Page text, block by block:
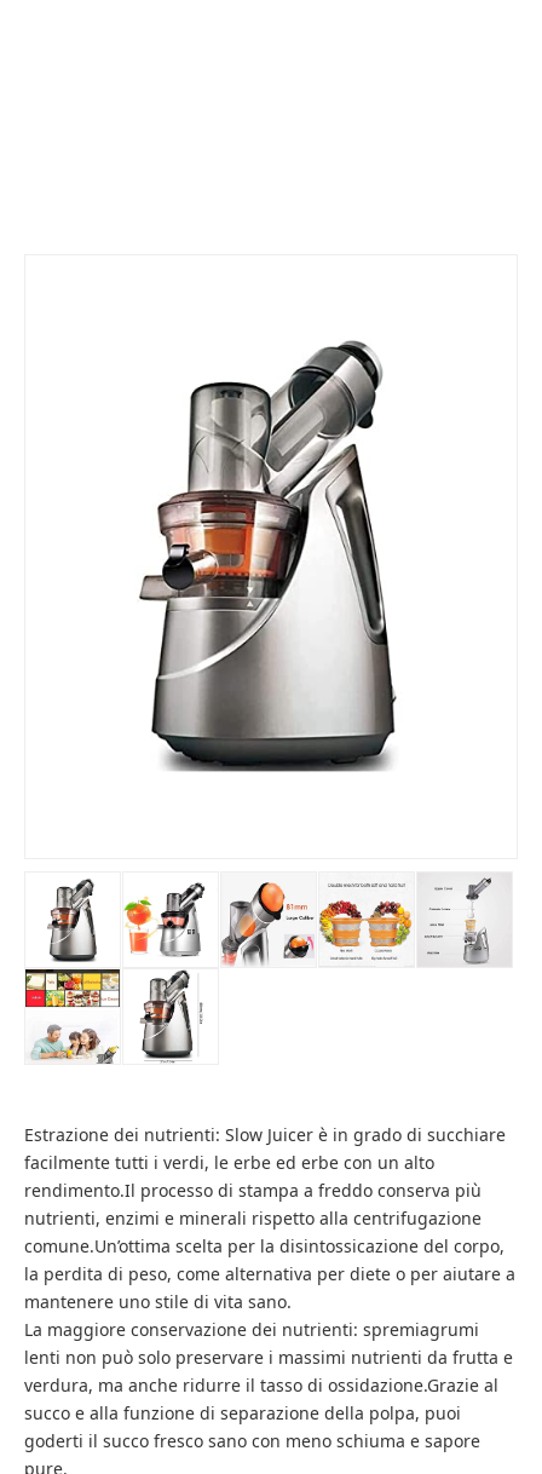
Estrazione dei nutrienti: Slow Juicer è in grado di succhiare
facilmente tutti i verdi, le erbe ed erbe con un alto
rendimento.Il processo di stampa a freddo conserva più
nutrienti, enzimi e minerali rispetto alla centrifugazione
comune.Un’ottima scelta per la disintossicazione del corpo,
la perdita di peso, come alternativa per diete o per aiutare a
mantenere uno stile di vita sano.
La maggiore conservazione dei nutrienti: spremiagrumi
lenti non può solo preservare i massimi nutrienti da frutta e
verdura, ma anche ridurre il tasso di ossidazione.Grazie al
succo e alla funzione di separazione della polpa, puoi
goderti il ​​succo fresco sano con meno schiuma e sapore
pure.